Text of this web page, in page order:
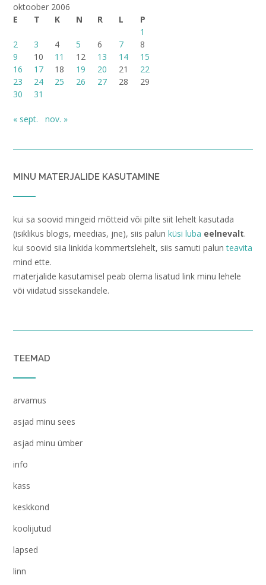
oktoober 2006
E
T K N R L
P
1
2
3 4 5 6 7
8
9
10 11 12 13 14
15
16
17 18 19 20 21
22
23
24 25 26 27 28
29
30
31
« sept. nov. »
MINU MATERJALIDE KASUTAMINE
kui sa soovid mingeid mõtteid või pilte siit lehelt kasutada
(isiklikus blogis, meedias, jne), siis palun küsi luba eelnevalt.
kui soovid siia linkida kommertslehelt, siis samuti palunteavita
mind ette.
materjalide kasutamisel peab olema lisatud link minu lehele
või viidatud sissekandele.
TEEMAD
arvamus
asjad minu sees
asjad minu ümber
info
kass
keskkond
koolijutud
lapsed
linn